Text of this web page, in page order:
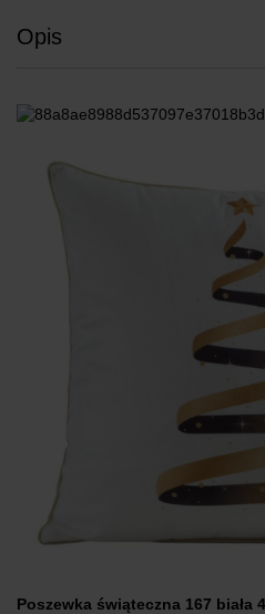
Opis
Poszewka świąteczna 167 biała